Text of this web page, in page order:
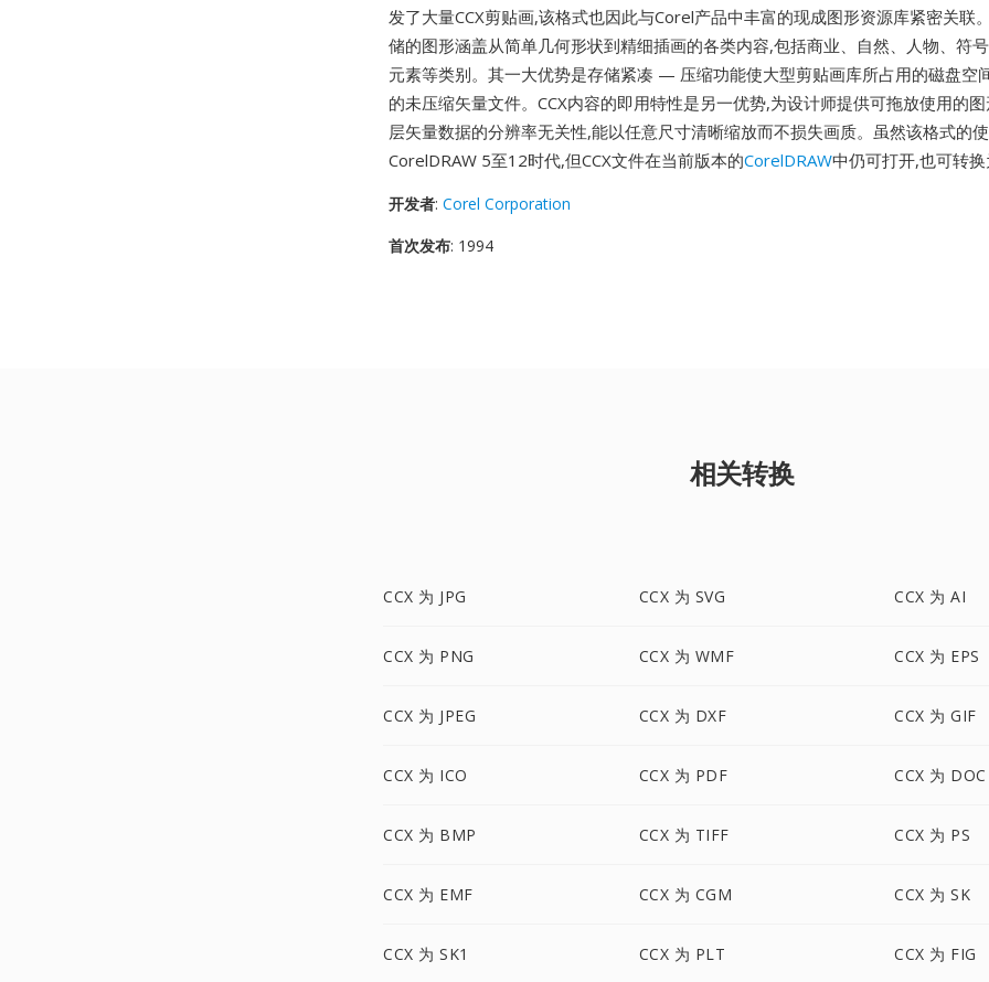
发了大量CCX剪贴画,该格式也因此与Corel产品中丰富的现成图形资源库紧密关联
储的图形涵盖从简单几何形状到精细插画的各类内容,包括商业、自然、人物、符
元素等类别。其一大优势是存储紧凑 — 压缩功能使大型剪贴画库所占用的磁盘空
的未压缩矢量文件。CCX内容的即用特性是另一优势,为设计师提供可拖放使用的
层矢量数据的分辨率无关性,能以任意尺寸清晰缩放而不损失画质。虽然该格式的
CorelDRAW 5至12时代,但CCX文件在当前版本的CorelDRAW中仍可打开,也可转
开发者: Corel Corporation
首次发布: 1994
相关转换
CCX 为 JPG CCX 为 SVG CCX 为 AI
CCX 为 PNG CCX 为 WMF CCX 为 EPS
CCX 为 JPEG CCX 为 DXF CCX 为 GIF
CCX 为 ICO CCX 为 PDF CCX 为 DOC
CCX 为 BMP CCX 为 TIFF CCX 为 PS
CCX 为 EMF CCX 为 CGM CCX 为 SK
CCX 为 SK1 CCX 为 PLT CCX 为 FIG